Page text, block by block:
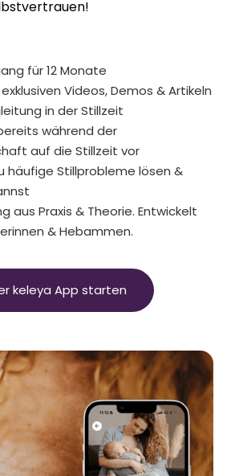
für 12 Monate
Videos, Demos & Artikeln
in der Stillzeit
während der
auf die Stillzeit vor
häufige Stillprobleme lösen &
aus Praxis & Theorie. Entwickelt
& Hebammen.
keleya App starten